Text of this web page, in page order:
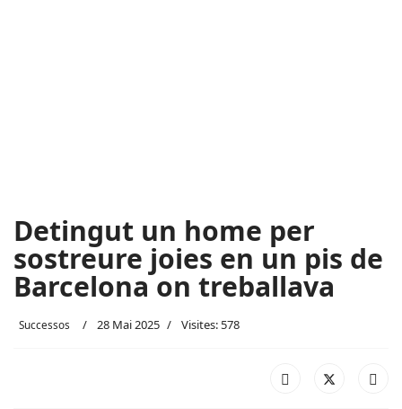
Detingut un home per
sostreure joies en un pis de
Barcelona on treballava
Successos 28 Mai 2025 Visites: 578